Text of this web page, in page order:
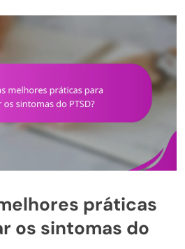
práticas
os sintomas do